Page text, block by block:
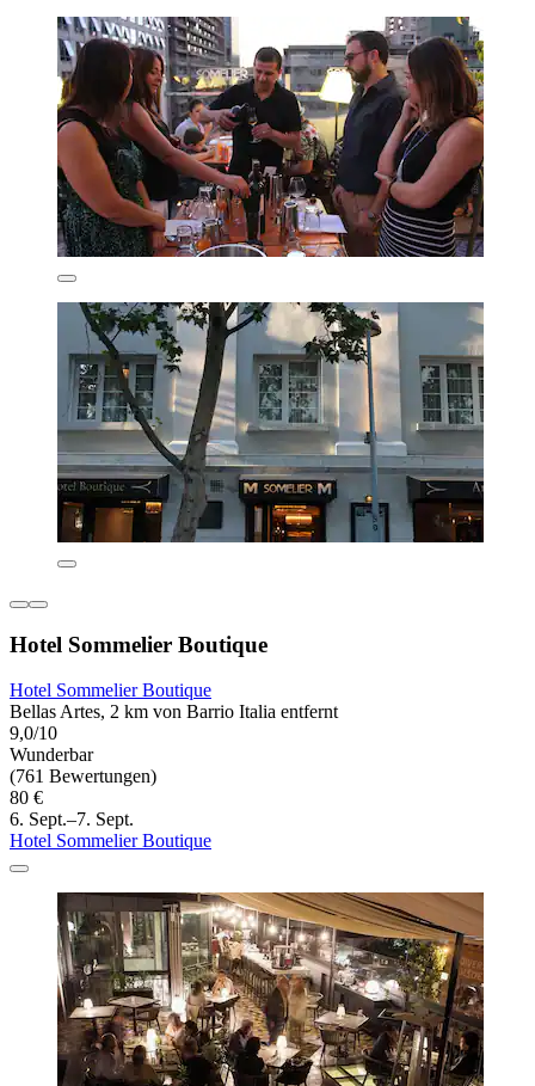
Hotel Sommelier Boutique
Hotel Sommelier Boutique
Bellas Artes, 2 km von Barrio Italia entfernt
9,0/10
Wunderbar
(761 Bewertungen)
80 €
6. Sept.–7. Sept.
Hotel Sommelier Boutique